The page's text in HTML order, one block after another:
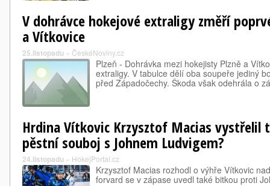
V dohrávce hokejové extraligy změří
a Vítkovice
25.listopadu » ČeskéNoviny.cz
Plzeň - Dohrávka mezi hokejisty Plzně a
extraligy. V tabulce dělí oba soupeře jediný
před Západočechy. Škoda však odehrála o
Hrdina Vítkovic Krzysztof Macias vystřelil
pěstní souboj s Johnem Ludvigem?
24.listopadu » HokejPortal.cz
Krzysztof Macias rozhodl o výhře Vítkovic
forvard se v zápase uvedl také bitkou proti